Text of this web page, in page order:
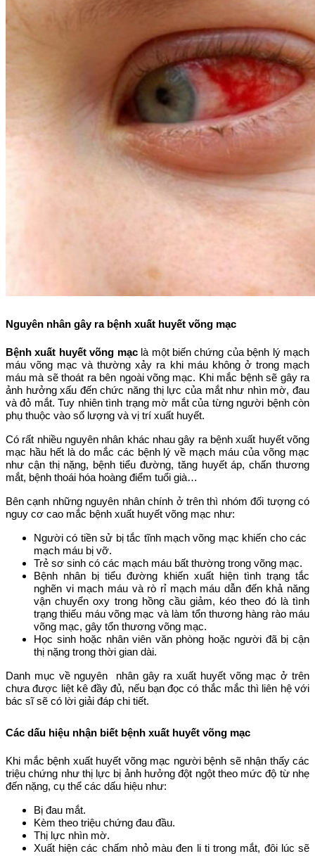
Nguyên nhân gây ra bệnh xuất huyết võng mạc
Bệnh xuất huyết võng mạclà một biến chứng của bệnh lý mạch
máu võng mạc và thường xảy ra khi máu không ở trong mạch
máu mà sẽ thoát ra bên ngoài võng mạc. Khi mắc bệnh sẽ gây ra
ảnh hưởng xấu đến chức năng thị lực của mắt như nhìn mờ, đau
và đỏ mắt. Tuy nhiên tình trạng mờ mắt của từng người bệnh còn
phụ thuộc vào số lượng và vị trí xuất huyết.
Có rất nhiều nguyên nhân khác nhau gây ra bệnh xuất huyết võng
mạc hầu hết là do mắc các bệnh lý về mạch máu của võng mạc
như cận thị nặng, bệnh tiểu đường, tăng huyết áp, chấn thương
mắt, bệnh thoái hóa hoàng điểm tuổi già…
Bên cạnh những nguyên nhân chính ở trên thì nhóm đối tượng có
nguy cơ cao mắc bệnh xuất huyết võng mạc như:
Người có tiền sử bị tắc tĩnh mạch võng mạc khiến cho các
mạch máu bị vỡ.
Trẻ sơ sinh có các mạch máu bất thường trong võng mạc.
Bệnh nhân bị tiểu đường khiến xuất hiện tình trạng tắc
nghẽn vi mạch máu và rò rỉ mạch máu dẫn đến khả năng
vận chuyển oxy trong hồng cầu giảm, kéo theo đó là tình
trạng thiếu máu võng mạc và làm tổn thương hàng rào máu
võng mạc, gây tổn thương võng mạc.
Học sinh hoặc nhân viên văn phòng hoặc người đã bị cận
thị nặng trong thời gian dài.
Danh mục về nguyên nhân gây ra xuất huyết võng mạc ở trên
chưa được liệt kê đầy đủ, nếu bạn đọc có thắc mắc thì liên hệ với
bác sĩ sẽ có lời giải đáp chi tiết.
Các dấu hiệu nhận biết bệnh xuất huyết võng mạc
Khi mắc bệnh xuất huyết võng mạc người bệnh sẽ nhận thấy các
triệu chứng như thị lực bị ảnh hưởng đột ngột theo mức độ từ nhẹ
đến nặng, cụ thể các dấu hiệu như:
Bị đau mắt.
Kèm theo triệu chứng đau đầu.
Thị lực nhìn mờ.
Xuất hiện các chấm nhỏ màu đen li ti trong mắt, đôi lúc sẽ